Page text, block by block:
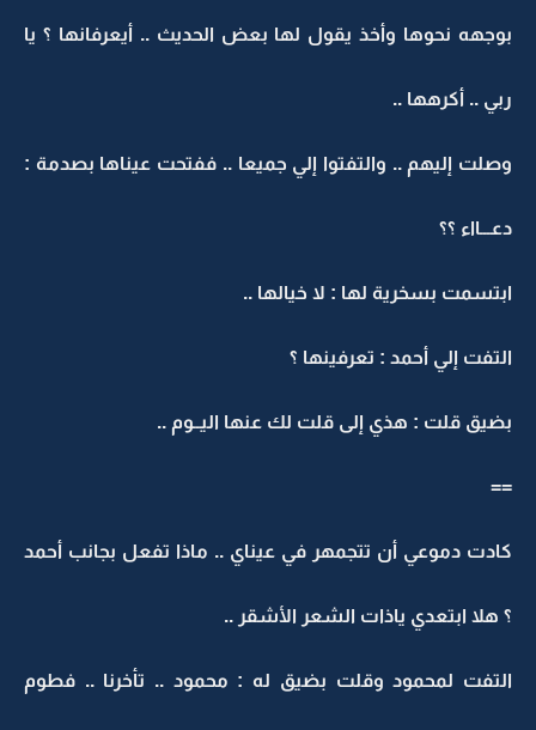
بوجهه نحوها وأخذ يقول لها بعض الحديث .. أيعرفانها ؟ يا
ربي .. أكرهها ..
وصلت إليهم .. والتفتوا إلي جميعا .. ففتحت عيناها بصدمة :
دعـــااء ؟؟
ابتسمت بسخرية لها : لا خيالها ..
التفت إلي أحمد : تعرفينها ؟
بضيق قلت : هذي إلى قلت لك عنها اليــوم ..
==
كادت دموعي أن تتجمهر في عيناي .. ماذا تفعل بجانب أحمد
؟ هلا ابتعدي ياذات الشعر الأشقر ..
التفت لمحمود وقلت بضيق له : محمود .. تأخرنا .. فطوم